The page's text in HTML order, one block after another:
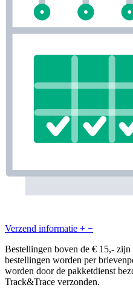
Verzend informatie + −
Bestellingen boven de € 15,-
bestellingen worden per
worden door de pakketdienst
Track&Trace verzonden.